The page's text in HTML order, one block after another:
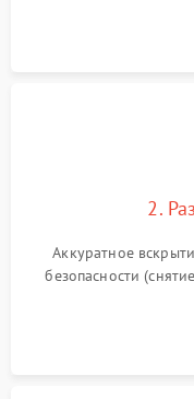
реакции ИБП на
2.
Аккуратное
безопасности
и кистей для